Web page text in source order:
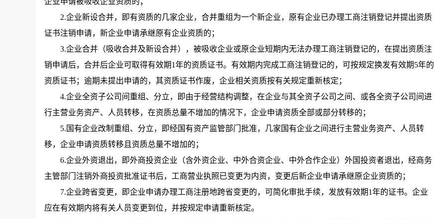
2.企业新设合并，即有资质的几家企业，合并重组为一个新企业，原有企业已办理工商注销登记并提出资质
证书注销申请，新企业申请承继原有企业资质的；
3.企业合并（吸收合并及新设合并），被吸收企业或原企业短期内无法办理工商注销登记的，在提出资质注
销申请后，合并后企业可取得有效期1年的资质证书。有效期内完成工商注销登记的，可按规定换发有效期5年的
资质证书；逾期未提出申请的，其资质证书作废，企业相关资质按有关规定重新核定；
4.企业全资子公司间重组、分立，即由于经营结构调整，在企业与其全资子公司之间、或各全资子公司间进
行主营业务资产、人员转移，在资质总量不增加的情况下，企业申请资质全部或部分转移的；
5.国有企业改制重组、分立，即经国有资产监管部门批准，几家国有企业之间进行主营业务资产、人员转
移，企业申请资质转移且资质总量不增加的；
6.企业外资退出，即外商投资企业（含外资企业、中外合资企业、中外合作企业）外国投资者退出，经商务
主管部门注销外商投资批准证书后，工商营业执照已变更为内资，变更后新企业申请承继原企业资质的；
7.企业跨省变更，即企业申请办理工商注册地跨省变更的，可简化审批手续，发放有效期1年的证书。企业
应在有效期内将有关人员变更到位，并按规定申请重新核定。